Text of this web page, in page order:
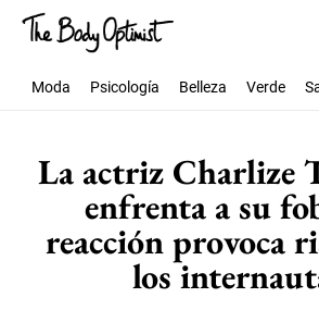
Moda Psicología Belleza Verde
La actriz Charlize
enfrenta a su
reacción provoca
los